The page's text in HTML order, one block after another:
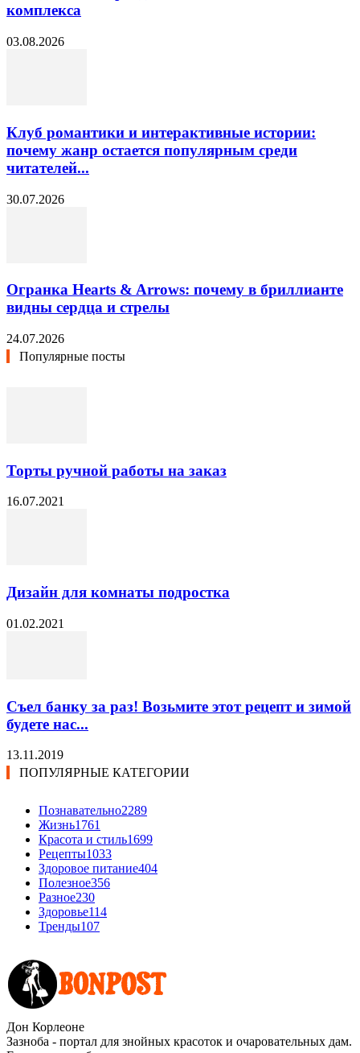
комплекса
03.08.2026
Клуб романтики и интерактивные истории:
почему жанр остается популярным среди
читателей...
30.07.2026
Огранка Hearts & Arrows: почему в бриллианте
видны сердца и стрелы
24.07.2026
Популярные посты
Торты ручной работы на заказ
16.07.2021
Дизайн для комнаты подростка
01.02.2021
Съел банку за раз! Возьмите этот рецепт и зимой
будете нас...
13.11.2019
ПОПУЛЯРНЫЕ КАТЕГОРИИ
Познавательно2289
Жизнь1761
Красота и стиль1699
Рецепты1033
Здоровое питание404
Полезное356
Разное230
Здоровье114
Тренды107
Дон Корлеоне
Зазноба - портал для знойных красоток и очаровательных дам.